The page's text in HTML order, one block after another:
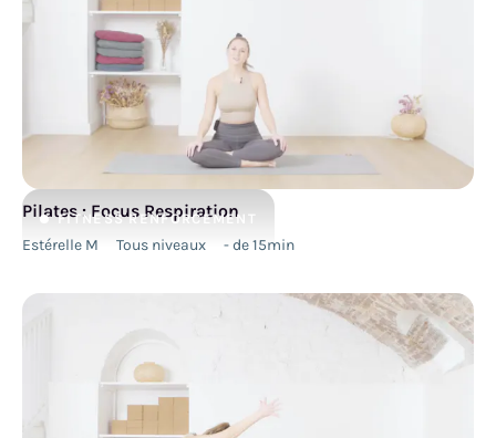
FITNESS RENFORCEMENT
Pilates : Focus Respiration
Estérelle M Tous niveaux - de 15min